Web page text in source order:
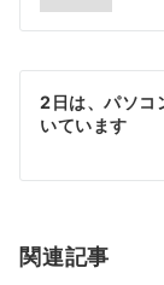
ナ
ビ
ゲ
シ
ン
2日は、パソコ
いています
関連記事